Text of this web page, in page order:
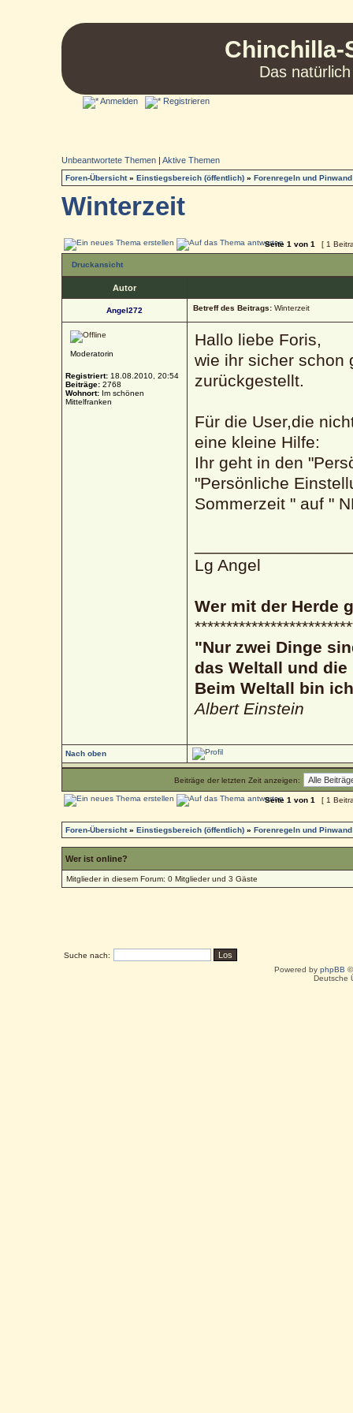
Chinchilla-
Das
Anmelden Registrieren
Unbeantwortete Themen |Aktive Themen
Foren-Übersicht»Einstiegsbereich (öffentlich) »Forenregeln und Pinwand
Winterzeit
Seite1 von1 [ 1
Druckansicht
Autor
Angel272 Betreff des Beitrags: Winterzeit
Moderatorin
Registriert: 18.08.2010, 20:54
Beiträge: 2768
Wohnort: Im schönen
Mittelfranken
Hallo liebe Foris,
wie ihr sicher schon
zurückgestellt.
Für die User,die
eine kleine Hilfe:
Ihr geht in den
"Persönliche
Sommerzeit " auf "
Lg Angel
Wer mit der Herde
"Nur zwei Dinge
das Weltall und
Beim Weltall bin
Albert Einstein
Nach oben
Beiträge der letzten Zeit anzeigen:
Seite1 von1 [ 1
Foren-Übersicht»Einstiegsbereich (öffentlich) »Forenregeln und Pinwand
Wer ist online?
Mitglieder in diesem Forum: 0 Mitglieder und 3 Gäste
Suche nach:
Powered by phpBB
Deutsche